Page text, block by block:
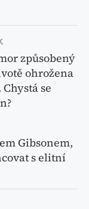
způsobený
ohrožena
se
Gibsonem,
s elitní